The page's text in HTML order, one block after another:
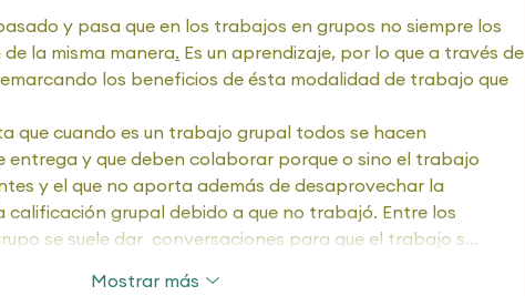
y pasa que en los trabajos en grupos no siempre los
la misma manera. Es un aprendizaje, por lo que a través de
los beneficios de ésta modalidad de trabajo que
que cuando es un trabajo grupal todos se hacen
entrega y que deben colaborar porque o sino el trabajo
y el que no aporta además de desaprovechar la
grupal debido a que no trabajó. Entre los
se suele dar  conversaciones para que el trabajo s…
Mostrar más